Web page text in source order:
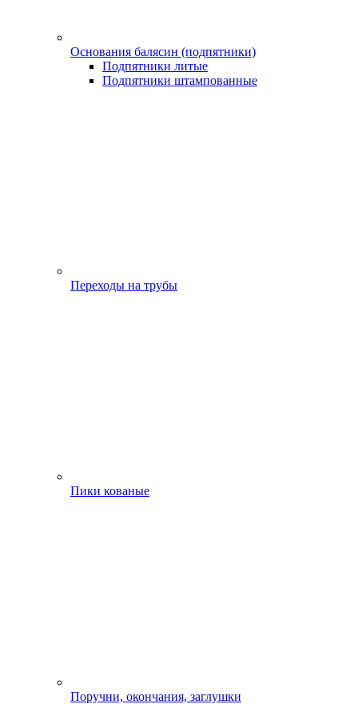
Основания балясин (подпятники)
Подпятники литые
Подпятники штампованные
Переходы на трубы
Пики кованые
Поручни, окончания, заглушки